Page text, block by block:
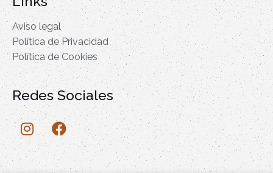
Aviso legal
Política de Privacidad
Política de Cookies
Redes Sociales